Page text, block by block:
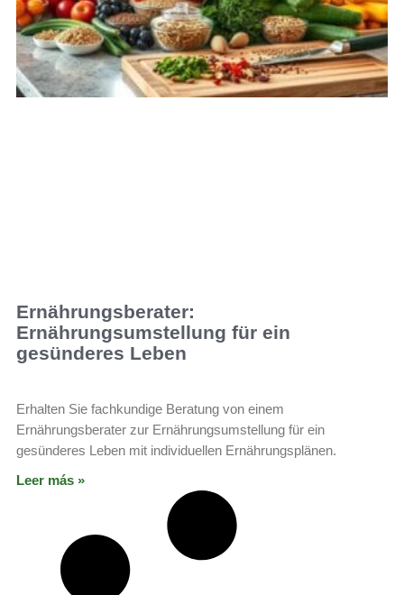
Ernährungsberater:
Ernährungsumstellung für ein
gesünderes Leben
Erhalten Sie fachkundige Beratung von einem
Ernährungsberater zur Ernährungsumstellung für ein
gesünderes Leben mit individuellen Ernährungsplänen.
Leer más »